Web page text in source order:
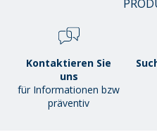
Kontaktieren Sie
uns
für Informationen bzw
präventiv